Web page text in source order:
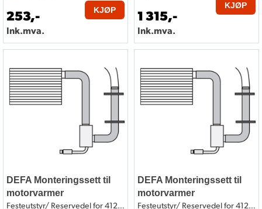
253,-
Ink.mva.
KJØP 1 315,-
Ink.mva.
KJØP
DEFA Monteringssett til
motorvarmer
Festeutstyr/ Reservedel for 412558
DEFA Monteringssett til
motorvarmer
Festeutstyr/ Reservedel for 412704